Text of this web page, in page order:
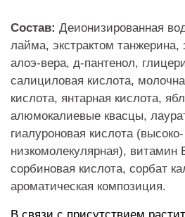
Состав: Деионизированная
лайма, экстрактом танжерина,
алоэ-вера, д-пантенол,
салициловая кислота,
кислота, янтарная кислота,
алюмокалиевые квасцы,
гиалуроновая кислота
низкомолекулярная), витамин
сорбиновая кислота, сорбат
ароматическая композиция.
В связи с присутствием